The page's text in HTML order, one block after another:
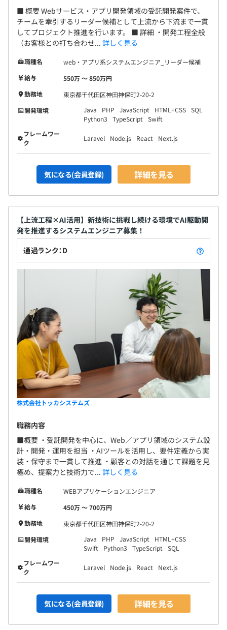
■ 概要 Webサービス・アプリ開発領域の受託開発案件で、
チームを牽引するリーダー候補として上流から下流まで一貫
してプロジェクト推進を行います。 ■ 詳細 ・開発工程全般
（お客様との打ち合わせ... 詳しく見る
職種名
web・アプリ系システムエンジニア_リーダー候補
給与
550万 〜 850万円
勤務地
東京都千代田区神田神保町2-20-2
開発環境
Java PHP JavaScript HTML+CSS SQL
Python3
TypeScript
Swift
フレームワー
ク
Laravel Node.js React Next.js
気になる(会員登録) 詳細を見る
【上流工程×AI活用】新技術に挑戦し続ける環境でAI駆動開
発を推進するシステムエンジニア募集！
通過ランク：D
株式会社トッカシステムズ
職務内容
■概要 ・受託開発を中心に、Web／アプリ領域のシステム設
計・開発・運用を担当 ・AIツールを活用し、要件定義から実
装・保守まで一貫して推進 ・顧客との対話を通じて課題を見
極め、提案力と技術力で... 詳しく見る
職種名
WEBアプリケーションエンジニア
給与
450万 〜 700万円
勤務地
東京都千代田区神田神保町2-20-2
開発環境
Java PHP JavaScript
HTML+CSS
Swift
Python3 TypeScript SQL
フレームワー
ク
Laravel Node.js React Next.js
気になる(会員登録) 詳細を見る